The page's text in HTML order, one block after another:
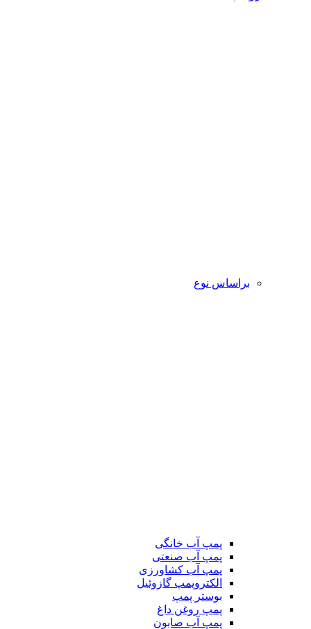
براساس نوع
پمپ آب خانگی
پمپ آب صنعتی
پمپ آب کشاورزی
الکتروپمپ گازوئیل
بوستر پمپ
پمپ روغن داغ
پمپ آب صابون